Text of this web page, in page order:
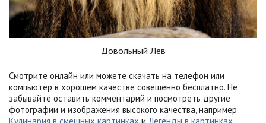
Довольный Лев
Смотрите онлайн или можете скачать на телефон или
компьютер в хорошем качестве совешенно бесплатно. Не
забывайте оставить комментарий и посмотреть другие
фотографии и изображения высокого качества, например